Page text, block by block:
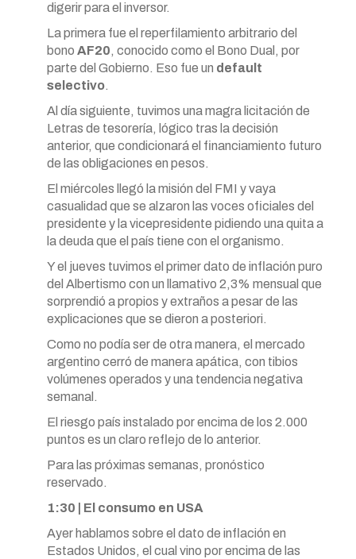
digerir para el inversor.
La primera fue el reperfilamiento arbitrario del
bono AF20, conocido como el Bono Dual, por
parte del Gobierno. Eso fue un default
selectivo.
Al día siguiente, tuvimos una magra licitación de
Letras de tesorería, lógico tras la decisión
anterior, que condicionará el financiamiento futuro
de las obligaciones en pesos.
El miércoles llegó la misión del FMI y vaya
casualidad que se alzaron las voces oficiales del
presidente y la vicepresidente pidiendo una quita a
la deuda que el país tiene con el organismo.
Y el jueves tuvimos el primer dato de inflación puro
del Albertismo con un llamativo 2,3% mensual que
sorprendió a propios y extraños a pesar de las
explicaciones que se dieron a posteriori.
Como no podía ser de otra manera, el mercado
argentino cerró de manera apática, con tibios
volúmenes operados y una tendencia negativa
semanal.
El riesgo país instalado por encima de los 2.000
puntos es un claro reflejo de lo anterior.
Para las próximas semanas, pronóstico
reservado.
1:30 | El consumo en USA
Ayer hablamos sobre el dato de inflación en
Estados Unidos, el cual vino por encima de las